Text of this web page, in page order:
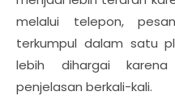
melalui telepon,
terkumpul dalam satu
lebih dihargai
penjelasan berkali-kali.